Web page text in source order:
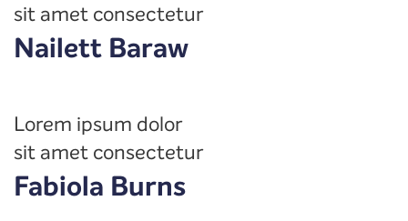
sit amet consectetur
Nailett Baraw
Lorem ipsum dolor
sit amet consectetur
Fabiola Burns